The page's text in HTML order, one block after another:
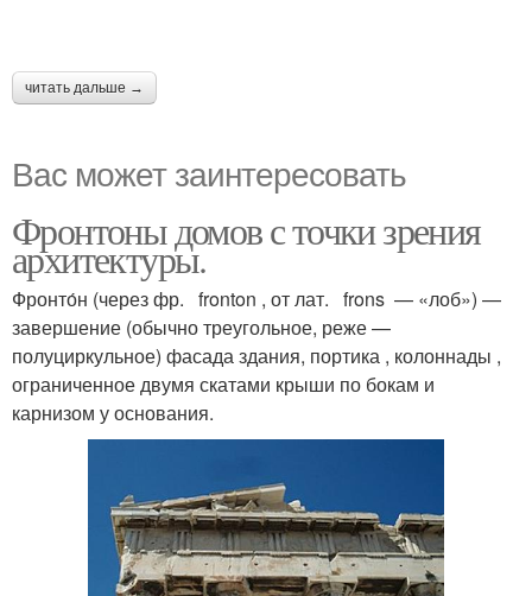
читать дальше →
Вас может заинтересовать
Фронтоны домов с точки зрения
архитектуры.
Фронто́н (через фр. fronton , от лат. frons — «лоб») —
завершение (обычно треугольное, реже —
полуциркульное) фасада здания, портика , колоннады ,
ограниченное двумя скатами крыши по бокам и
карнизом у основания.